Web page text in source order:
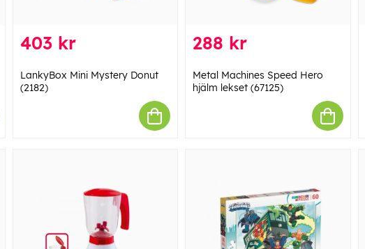
403 kr
LankyBox Mini Mystery Donut
(2182)
288 kr
Metal Machines Speed Hero
hjälm lekset (67125)